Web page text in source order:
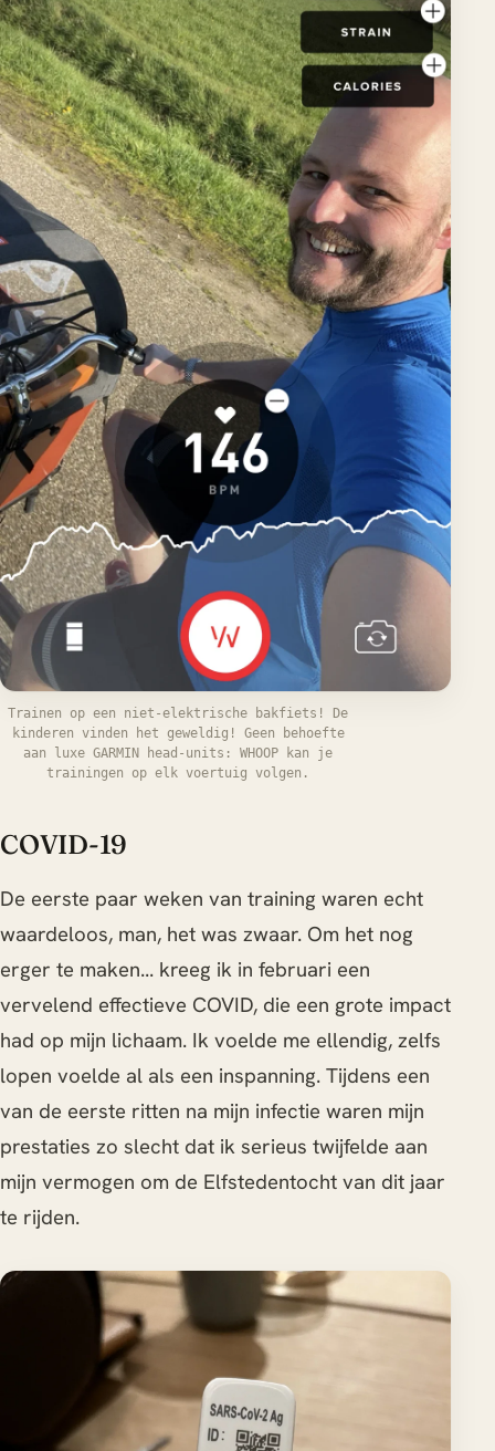
Trainen op een niet-elektrische bakfiets! De
kinderen vinden het geweldig! Geen behoefte
aan luxe GARMIN head-units: WHOOP kan je
trainingen op elk voertuig volgen.
COVID-19
De eerste paar weken van training waren echt
waardeloos, man, het was zwaar. Om het nog
erger te maken... kreeg ik in februari een
vervelend effectieve COVID, die een grote impact
had op mijn lichaam. Ik voelde me ellendig, zelfs
lopen voelde al als een inspanning. Tijdens een
van de eerste ritten na mijn infectie waren mijn
prestaties zo slecht dat ik serieus twijfelde aan
mijn vermogen om de Elfstedentocht van dit jaar
te rijden.